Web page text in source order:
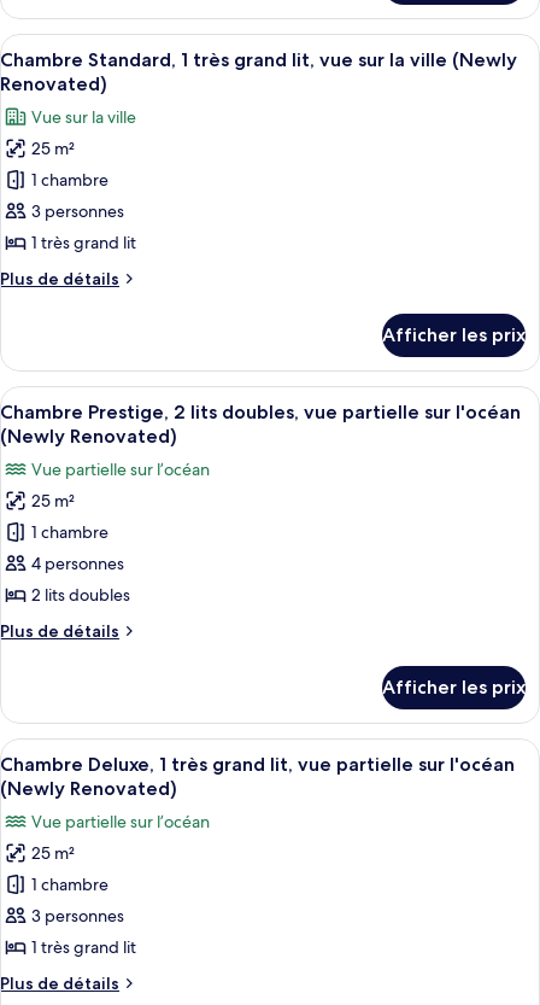
2
lits
doubles,
vue
sur
la
ville
Chambre
Standard,
2
lits
vue
sur
la
ville
Afficher
toutes
les
photos
pour
ce
type
de
chambre :
Chambre
1
très
grand
lit,
vue
sur
la
ville
(Newly
Renovated)
Une chambre d’hôtel avec un lit,
11
Chambre Standard, 1 très grand lit, vue sur la ville (Newly
Renovated)
Vue sur la ville
25 m²
1 chambre
3 personnes
1 très grand lit
Plus de détails
Plus
Chambre
Standard,
1
très
grand
lit,
vue
sur
la
ville
Renovated)
Afficher les prix
Afficher
toutes
les
photos
pour
ce
type
de
chambre :
Chambre
2
lits
doubles,
vue
partielle
sur
l'océan
(Newly
Renovated)
Une chambre d’hôtel avec deux
12
Chambre Prestige, 2 lits doubles, vue partielle sur l'océan
(Newly Renovated)
Vue partielle sur l’océan
25 m²
1 chambre
4 personnes
2 lits doubles
Plus de détails
Plus
Chambre
Prestige,
2
lits
doubles,
vue
partielle
sur
l'océan
(Newly
Afficher les prix
Afficher
toutes
les
photos
pour
ce
type
de
chambre :
Une chambre d’hôtel avec un
11
Chambre Deluxe, 1 très grand lit, vue partielle sur l'océan
(Newly Renovated)
Vue partielle sur l’océan
25 m²
1 chambre
3 personnes
1 très grand lit
Plus de détails
Plus